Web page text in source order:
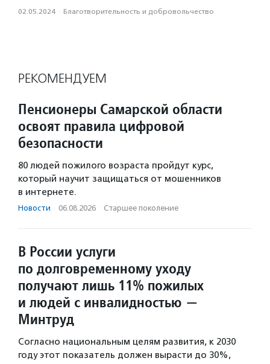
02.05.2024 · Благотвори­тель­ность и доброволь­чест­во
РЕКОМЕНДУЕМ
Пенсионеры Самарской области
освоят правила цифровой
безопасности
80 людей пожилого возраста пройдут курс,
который научит защищаться от мошенников
в интернете.
Новости · 06.08.2026 · Старшее поколение
В России услуги
по долговременному уходу
получают лишь 11% пожилых
и людей с инвалидностью —
Минтруд
Согласно национальным целям развития, к 2030
году этот показатель должен вырасти до 30%,